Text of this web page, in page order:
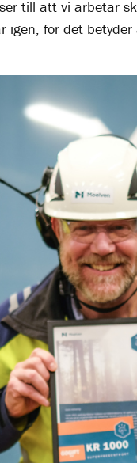
till att vi arbetar
igen, för det